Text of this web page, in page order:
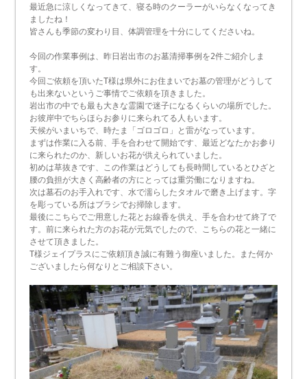
最近急に涼しくなってきて、寝る時のクーラーがいらなくなってき
ましたね！
皆さんも季節の変わり目、体調管理を十分にしてくださいね。
今回の作業事例は、昨日岩出市のお墓清掃事例を2件ご紹介しま
す。
今回ご依頼を頂いたT様は県外にお住まいでお墓の管理がどうして
も出来ないというご事情でご依頼を頂きました。
岩出市の中でも最も大きな霊園で迷子になるくらいの場所でした。
お彼岸中でちらほらお参りに来られてる人もいます。
天候がいまいちで、時たま「ゴロゴロ」と雷がなっています。
まずは作業に入る前、手を合わせて開始です、最近どなたかお参り
に来られたのか、新しいお花が供えられていました。
初めは草抜きです、この作業はどうしても長時間しているとひざと
腰の負担が大きく高齢者の方にとっては重労働になりますね。
次は墓石のお手入れです、水で濡らしたタオルで磨き上げます。字
を彫っている所はブラシでお掃除します。
最後にこちらでご用意した花とお線香を供え、手を合わせて終了で
す。前に来られた方のお花が元気でしたので、こちらの花と一緒に
させて頂きました。
T様ジェイプラスにご依頼頂き誠に有難う御座いました。また何か
ございましたら何なりとご相談下さい。